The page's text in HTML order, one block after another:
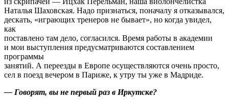
Наталья Шаховская. Надо признаться, поначалу я отказывался,
дескать, «играющих тренеров не бывает», но когда увидел,
как
поставлено там дело, согласился. Время работы в академии
и мои выступления предусматриваются составлением
программы
занятий. А переезды в Европе осуществляются очень просто,
сел в поезд вечером в Париже, к утру ты уже в Мадриде.
— Говорят, вы не первый раз в Иркутске?